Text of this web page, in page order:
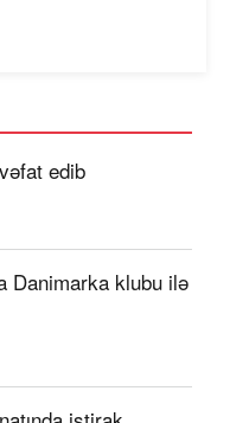
edib
Danimarka klubu ilə